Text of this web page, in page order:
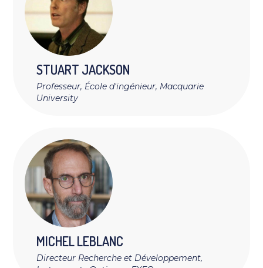
STUART JACKSON
Professeur, École d'ingénieur, Macquarie
University
MICHELLEBLANC
Directeur Recherche et Développement,